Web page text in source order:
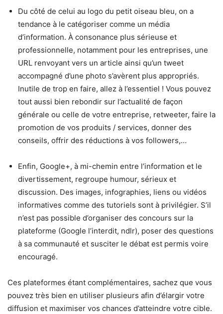
Du côté de celui au logo du petit oiseau bleu, on a
tendance à le catégoriser comme un média
d’information. À consonance plus sérieuse et
professionnelle, notamment pour les entreprises, une
URL renvoyant vers un article ainsi qu’un tweet
accompagné d’une photo s’avèrent plus appropriés.
Inutile de trop en faire, allez à l’essentiel ! Vous pouvez
tout aussi bien rebondir sur l’actualité de façon
générale ou celle de votre entreprise, retweeter, faire la
promotion de vos produits / services, donner des
conseils, offrir des réductions à vos followers,…
Enfin, Google+, à mi-chemin entre l’information et le
divertissement, regroupe humour, sérieux et
discussion. Des images, infographies, liens ou vidéos
informatives comme des tutoriels sont à privilégier. S’il
n’est pas possible d’organiser des concours sur la
plateforme (Google l’interdit, ndlr), poser des questions
à sa communauté et susciter le débat est permis voire
encouragé.
Ces plateformes étant complémentaires, sachez que vous
pouvez très bien en utiliser plusieurs afin d’élargir votre
diffusion et maximiser vos chances d’atteindre votre cible.